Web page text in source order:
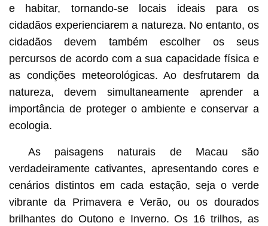
e habitar, tornando-se locais ideais para os
cidadãos experienciarem a natureza. No entanto, os
cidadãos devem também escolher os seus
percursos de acordo com a sua capacidade física e
as condições meteorológicas. Ao desfrutarem da
natureza, devem simultaneamente aprender a
importância de proteger o ambiente e conservar a
ecologia.
As paisagens naturais de Macau são
verdadeiramente cativantes, apresentando cores e
cenários distintos em cada estação, seja o verde
vibrante da Primavera e Verão, ou os dourados
brilhantes do Outono e Inverno. Os 16 trilhos, as